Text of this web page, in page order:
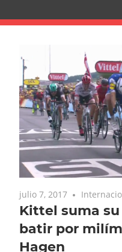
julio 7, 2017
Kittel suma
batir por
Hagen